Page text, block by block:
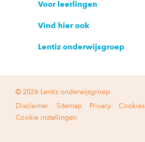
Voor leerlingen
Vind hier ook
Lentiz onderwijsgroep
© 2026 Lentiz onderwijsgroep
Disclaimer
Sitemap Privacy
Cookies
Cookie instellingen